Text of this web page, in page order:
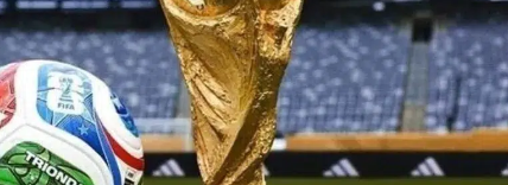
Çankırı
Çorum
Denizli
Diyarbakır